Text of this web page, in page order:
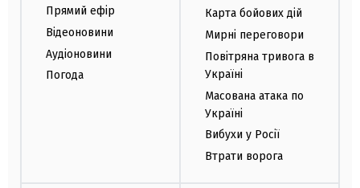
Прямий ефір
Відеоновини
Аудіоновини
Погода
Карта бойових дій
Мирні переговори
Повітряна тривога в
Україні
Масована атака по
Україні
Вибухи у Росії
Втрати ворога